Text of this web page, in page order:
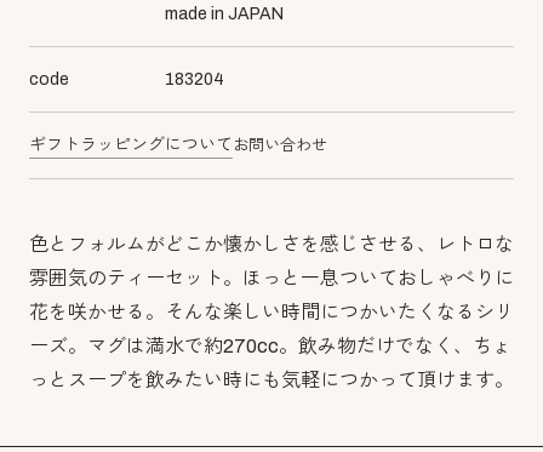
made in JAPAN
code 183204
ギフトラッピングについて お問い合わせ
色とフォルムがどこか懐かしさを感じさせる、レトロな
雰囲気のティーセット。ほっと一息ついておしゃべりに
花を咲かせる。そんな楽しい時間につかいたくなるシリ
ーズ。マグは満水で約270cc。飲み物だけでなく、ちょ
っとスープを飲みたい時にも気軽につかって頂けます。